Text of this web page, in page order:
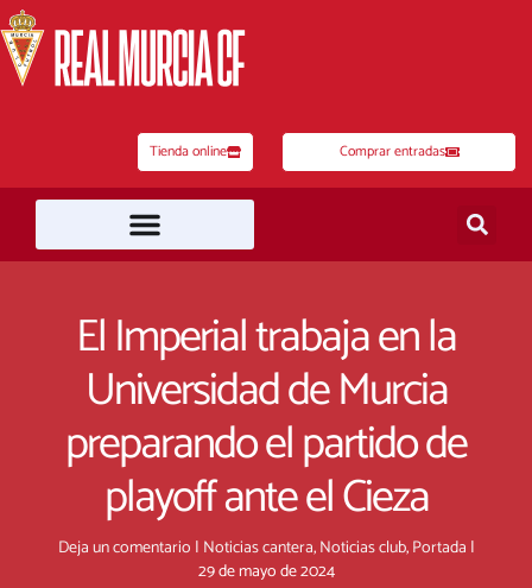
al
contenido
Tienda online Comprar entradas
El Imperial trabaja en la
Universidad de Murcia
preparando el partido de
playoff ante el Cieza
Deja un comentario | Noticias cantera,Noticias club,Portada |
29 de mayo de 2024